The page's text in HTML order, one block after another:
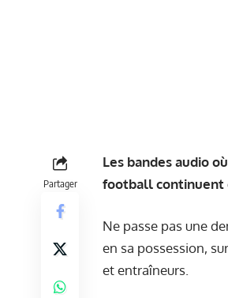
Partager
Les bandes audio
football continuent
Ne passe pas une
en sa possession,
et entraîneurs.